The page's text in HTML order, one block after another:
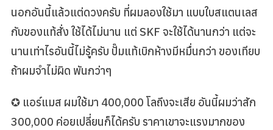
นอกอันนี้แล้วแต่ดวงครับ ที่ผมลองใช้มา แบบใบสแตนเลส
กับของแท้สั่ง ใช้ได้ไม่นาน แต่ SKF จะใช้ได้นานกว่า แต่จะ
นานเท่าไรอันนี้ไม่รู้ครับ ปั๊มแท้เบิกห้างมีหมื่นกว่า ของเทียบ
ถ้าผมจำไม่ผิด พันกว่าๆ
✪ แอร์แมส ผมใช้มา 400,000 โลถึงจะเสีย อันนี้ผมว่าสัก
300,000 ค่อยเปลี่ยนก็ได้ครับ ราคาเขาจะแรงมากของ
a
r
c
f
r
: